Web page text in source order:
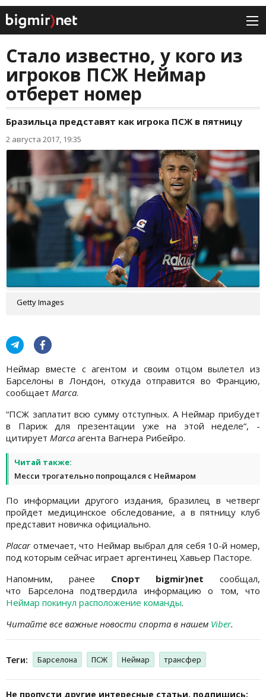
Стало известно, у кого из
игроков ПСЖ Неймар
отберет номер
Бразильца представят как игрока ПСЖ в пятницу
2 августа 2017, 19:35
Getty Images
Неймар вместе с агентом и своим отцом вылетел из
Барселоны в Лондон, откуда отправится во Францию,
сообщает Marca.
“ПСЖ заплатит всю сумму отступных. А Неймар прибудет
в Париж для презентации уже на этой неделе“, -
цитирует Marca агента Вагнера Рибейро.
Читай также:
Месси трогательно попрощался с Неймаром
По информации другого издания, бразилец в четверг
пройдет медицинское обследование, а в пятницу клуб
представит новичка официально.
Placarотмечает, что Неймар выбрал для себя 10-й номер,
под которым сейчас играет аргентинец Хавьер Пасторе.
Напомним, ранее Спорт bigmir)net сообщал,
что Барселона подтвердила информацию о том, что
Неймар покинул расположение команды.
Читайте все важные новости спорта в нашем Viber.
Теги: Барселона ПСЖ Неймар трансфер
Не пропусти другие интересные статьи, подпишись: